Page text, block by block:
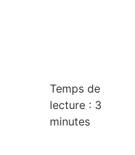
Temps de
lecture : 3
minutes